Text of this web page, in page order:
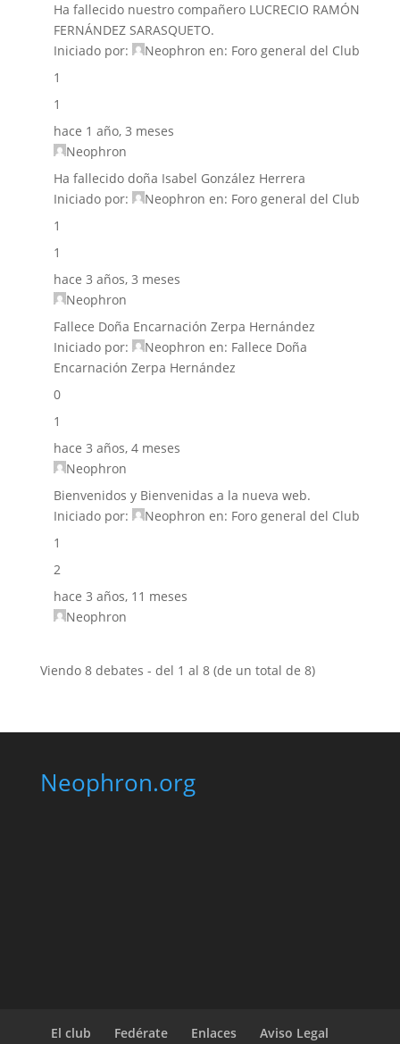
Ha fallecido nuestro compañero LUCRECIO RAMÓN
FERNÁNDEZ SARASQUETO.
Iniciado por:
Neophron en: Foro general del Club
1
1
hace 1 año, 3 meses
Neophron
Ha fallecido doña Isabel González Herrera
Iniciado por:
Neophron en: Foro general del Club
1
1
hace 3 años, 3 meses
Neophron
Fallece Doña Encarnación Zerpa Hernández
Iniciado por:
Neophron en: Fallece Doña
Encarnación Zerpa Hernández
0
1
hace 3 años, 4 meses
Neophron
Bienvenidos y Bienvenidas a la nueva web.
Iniciado por:
Neophron en: Foro general del Club
1
2
hace 3 años, 11 meses
Neophron
Viendo 8 debates - del 1 al 8 (de un total de 8)
Neophron.org
El club Fedérate Enlaces Aviso Legal